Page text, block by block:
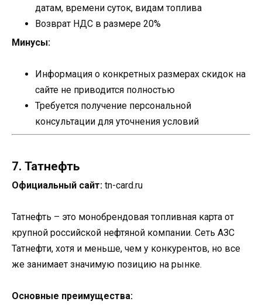
датам, времени суток, видам топлива
Возврат НДС в размере 20%
Минусы:
Информация о конкретных размерах скидок на
сайте не приводится полностью
Требуется получение персональной
консультации для уточнения условий
7. Татнефть
Официальный сайт: tn-card.ru
Татнефть – это монобрендовая топливная карта от
крупной российской нефтяной компании. Сеть АЗС
Татнефти, хотя и меньше, чем у конкурентов, но все
же занимает значимую позицию на рынке.
Основные преимущества: